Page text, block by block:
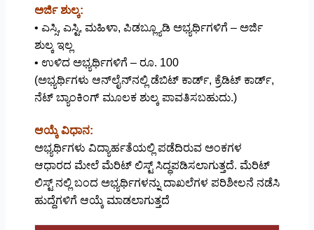
ಅರ್ಜಿ ಶುಲ್ಕ:
• ಎಸ್ಸಿ, ಎಸ್ಟಿ, ಮಹಿಳಾ, ಪಿಡಬ್ಲ್ಯೂಡಿ ಅಭ್ಯರ್ಥಿಗಳಿಗೆ – ಅರ್ಜಿ
ಶುಲ್ಕ ಇಲ್ಲ
• ಉಳಿದ ಅಭ್ಯರ್ಥಿಗಳಿಗೆ – ರೂ. 100
(ಅಭ್ಯರ್ಥಿಗಳು ಆನ್‌ಲೈನ್‌ನಲ್ಲಿ ಡೆಬಿಟ್ ಕಾರ್ಡ್, ಕ್ರೆಡಿಟ್ ಕಾರ್ಡ್,
ನೆಟ್ ಬ್ಯಾಂಕಿಂಗ್ ಮೂಲಕ ಶುಲ್ಕ ಪಾವತಿಸಬಹುದು.)
ಆಯ್ಕೆ ವಿಧಾನ:
ಅಭ್ಯರ್ಥಿಗಳು ವಿದ್ಯಾರ್ಹತೆಯಲ್ಲಿ ಪಡೆದಿರುವ ಅಂಕಗಳ
ಆಧಾರದ ಮೇಲೆ ಮೆರಿಟ್ ಲಿಸ್ಟ್ ಸಿದ್ಧಪಡಿಸಲಾಗುತ್ತದೆ. ಮೆರಿಟ್
ಲಿಸ್ಟ್ ನಲ್ಲಿ ಬಂದ ಅಭ್ಯರ್ಥಿಗಳನ್ನು ದಾಖಲೆಗಳ ಪರಿಶೀಲನೆ ನಡೆಸಿ
ಹುದ್ದೆಗಳಿಗೆ ಆಯ್ಕೆ ಮಾಡಲಾಗುತ್ತದೆ